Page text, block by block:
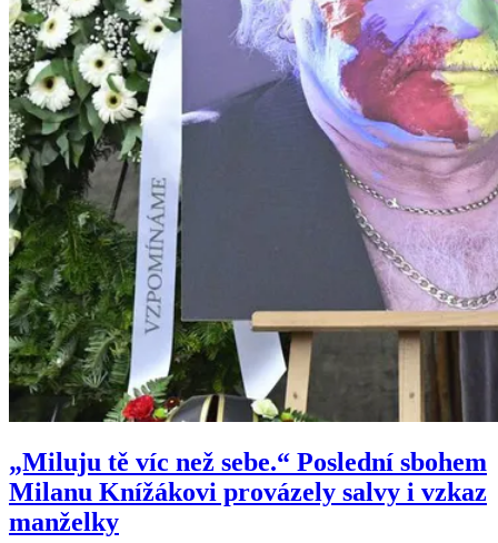
„Miluju tě víc než sebe.“ Poslední sbohem
Milanu Knížákovi provázely salvy i vzkaz
manželky